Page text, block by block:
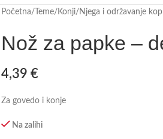
Početna/ Teme/ Konji/ Njega i održavanje
Nož za papke –
4,39 €
Za govedo i konje
Na zalihi